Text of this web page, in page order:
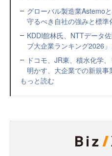
グローバル製造業Astemo
守るべき自社の強みと標準
KDDI館林氏、NTTデータ
ブ大企業ランキング2026
ドコモ、JR東、積水化学
明かす、大企業での新規事
もっと読む